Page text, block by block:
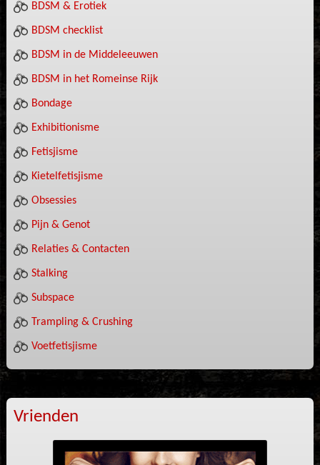
BDSM & Erotiek
BDSM checklist
BDSM in de Middeleeuwen
BDSM in het Romeinse Rijk
Bondage
Exhibitionisme
Fetisjisme
Kietelfetisjisme
Obsessies
Pijn & Genot
Relaties & Contacten
Stalking
Subspace
Trampling & Crushing
Voetfetisjisme
Vrienden